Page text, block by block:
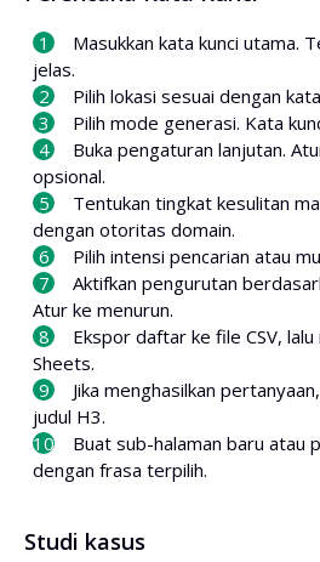
Masukkan kata kunci utama.
jelas.
Pilih lokasi sesuai dengan
Pilih mode generasi. Kata
Buka pengaturan lanjutan.
opsional.
Tentukan tingkat kesulitan
dengan otoritas domain.
Pilih intensi pencarian atau
Aktifkan pengurutan
Atur ke menurun.
Ekspor daftar ke file CSV,
Sheets.
Jika menghasilkan
judul H3.
Buat sub-halaman baru atau
dengan frasa terpilih.
Studi kasus